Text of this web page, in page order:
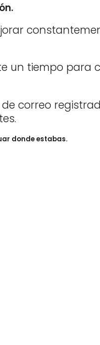
un tiempo para
correo
donde estabas.